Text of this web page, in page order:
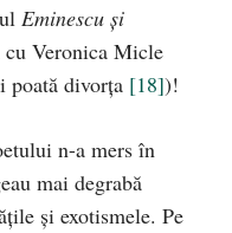
Eminescu şi
Veronica Micle
poată divorţa [18])!
n-a mers în
mai degrabă
şi exotismele. Pe